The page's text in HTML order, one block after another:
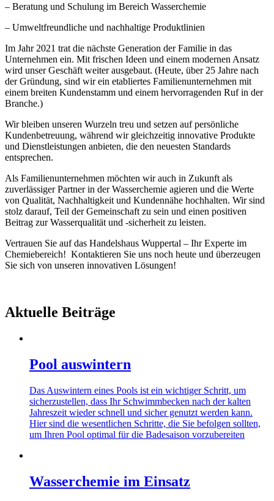
– Beratung und Schulung im Bereich Wasserchemie
– Umweltfreundliche und nachhaltige Produktlinien
Im Jahr 2021 trat die nächste Generation der Familie in das
Unternehmen ein. Mit frischen Ideen und einem modernen Ansatz
wird unser Geschäft weiter ausgebaut. (Heute, über 25 Jahre nach
der Gründung, sind wir ein etabliertes Familienunternehmen mit
einem breiten Kundenstamm und einem hervorragenden Ruf in der
Branche.)
Wir bleiben unseren Wurzeln treu und setzen auf persönliche
Kundenbetreuung, während wir gleichzeitig innovative Produkte
und Dienstleistungen anbieten, die den neuesten Standards
entsprechen.
Als Familienunternehmen möchten wir auch in Zukunft als
zuverlässiger Partner in der Wasserchemie agieren und die Werte
von Qualität, Nachhaltigkeit und Kundennähe hochhalten. Wir sind
stolz darauf, Teil der Gemeinschaft zu sein und einen positiven
Beitrag zur Wasserqualität und -sicherheit zu leisten.
Vertrauen Sie auf das Handelshaus Wuppertal – Ihr Experte im
Chemiebereich! Kontaktieren Sie uns noch heute und überzeugen
Sie sich von unseren innovativen Lösungen!
Aktuelle Beiträge
Pool auswintern
Das Auswintern eines Pools ist ein wichtiger Schritt, um
sicherzustellen, dass Ihr Schwimmbecken nach der kalten
Jahreszeit wieder schnell und sicher genutzt werden kann.
Hier sind die wesentlichen Schritte, die Sie befolgen sollten,
um Ihren Pool optimal für die Badesaison vorzubereiten
Wasserchemie im Einsatz